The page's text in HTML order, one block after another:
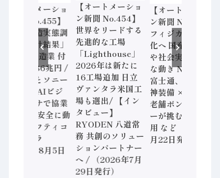
【オートメーショ
ン新聞 No.455】
「経済構造実態調
査二次集計結果」
2024年製造業 付
加価値額86兆円 /
三菱電機とソニー
セミコン AIビジ
ョンセンサで協業
/ IDEC、安全に動
かすセーフティコ
ントローラ
（2026年8月5日
【オートメーショ
ン新聞 No.454】
世界をリードする
先進的な工場
「Lighthouse」
2026年は新たに
16工場追加 日立
ヴァンタラ米国工
場も選出/ 【イン
タビュー】
RYODEN 八道常
務 共創のソリュー
ションパートナー
へ / （2026年7月
29日発行）
【オートメーショ
ン新聞 No.453】
フィジカルAI本格
化へ 国産AI開発
や社会実装に活発
な動き Noetra、
富士通、日立 / 兵
神装備 × HMS、
老舗ポンプメーカ
ーが挑むデータ活
用 など（2026年7
月22日発行）